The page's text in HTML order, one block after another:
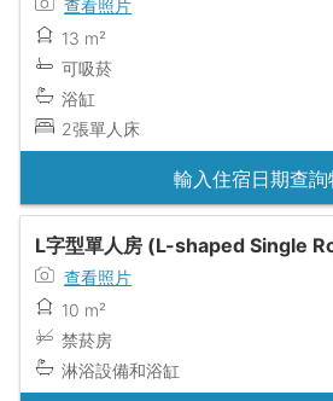
查看照片
13 m²
可吸菸
浴缸
2張單人床
輸入住宿日期查詢
L字型單人房 (L-shaped Single
查看照片
10 m²
禁菸房
淋浴設備和浴缸